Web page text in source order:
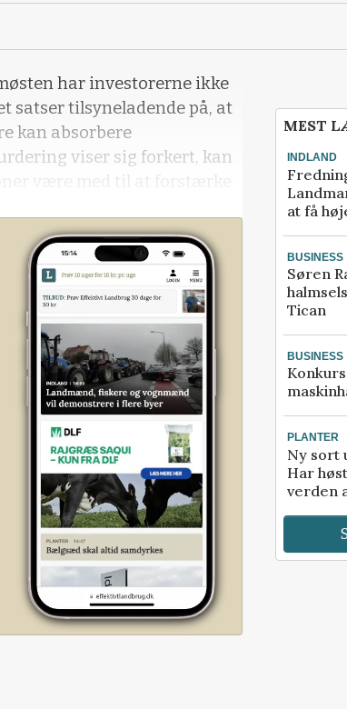
har investorerne ikke
satser tilsyneladende på, at
kan absorbere
viser sig forkert, kan
være med til at forstærke
MEST
INDLAND
at få
BUSINESS
Søren
Tican
BUSINESS
PLANTER
Ny sort
Har
verden